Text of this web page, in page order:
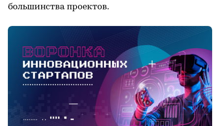
большинства проектов.